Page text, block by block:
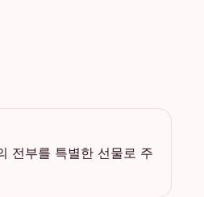
전부를 특별한 선물로 주